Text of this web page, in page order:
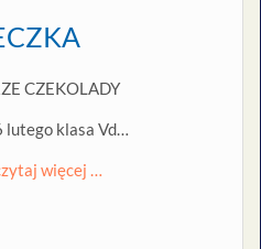
CZEKOLADY
lutego klasa Vd…
więcej …